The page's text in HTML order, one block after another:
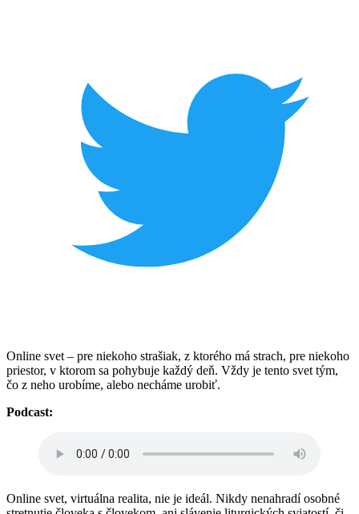
Online svet – pre niekoho strašiak, z ktorého má strach, pre niekoho
priestor, v ktorom sa pohybuje každý deň. Vždy je tento svet tým,
čo z neho urobíme, alebo necháme urobiť.
Podcast:
Online svet, virtuálna realita, nie je ideál. Nikdy nenahradí osobné